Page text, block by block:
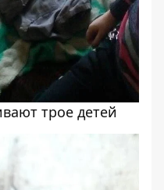
трое детей